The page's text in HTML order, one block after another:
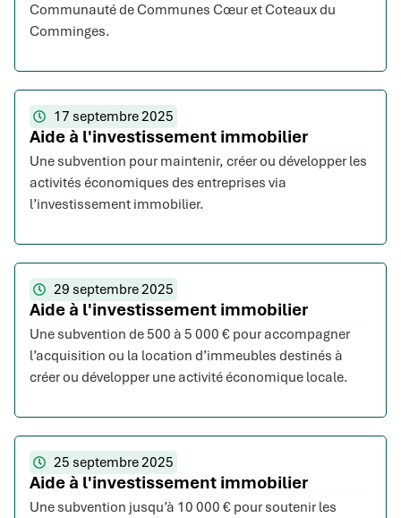
Communauté de Communes Cœur et Coteaux du
Comminges.
17 septembre 2025
Aide à l'investissement immobilier
Une subvention pour maintenir, créer ou développer les
activités économiques des entreprises via
l’investissement immobilier.
29 septembre 2025
Aide à l'investissement immobilier
Une subvention de 500 à 5 000 € pour accompagner
l’acquisition ou la location d’immeubles destinés à
créer ou développer une activité économique locale.
25 septembre 2025
Aide à l'investissement immobilier
Une subvention jusqu’à 10 000 € pour soutenir les